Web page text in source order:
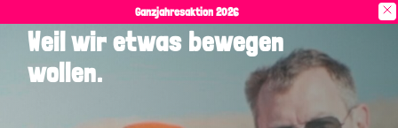
Ganzjahresaktion 2026
Weil wir etwas bewegen
wollen.